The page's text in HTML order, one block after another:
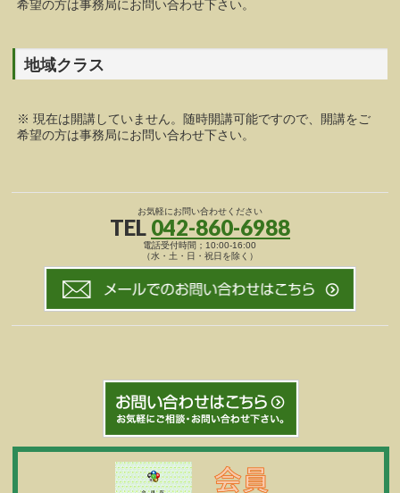
希望の方は事務局にお問い合わせ下さい。
地域クラス
※ 現在は開講していません。随時開講可能ですので、開講をご
希望の方は事務局にお問い合わせ下さい。
お気軽にお問い合わせください
TEL 042-860-6988
電話受付時間；10:00-16:00
（水・土・日・祝日を除く）